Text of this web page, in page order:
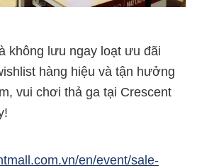
không lưu ngay loạt ưu đãi
hàng hiệu và tận hưởng
vui chơi thả ga tại Crescent
en/event/sale-